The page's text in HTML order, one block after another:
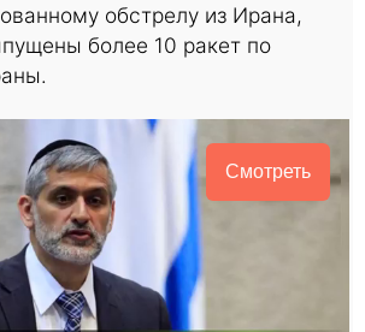
обстрелу из Ирана,
более 10 ракет по
Смотреть